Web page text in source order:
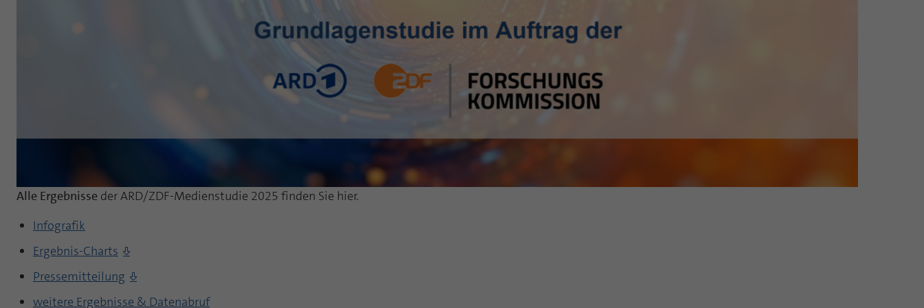
Alle Ergebnisse der ARD/ZDF-Medienstudie 2025 finden Sie hier.
Infografik
Ergebnis-Charts
Pressemitteilung
weitere Ergebnisse & Datenabruf
Cookie von AT INTERNET zur Steuerung der